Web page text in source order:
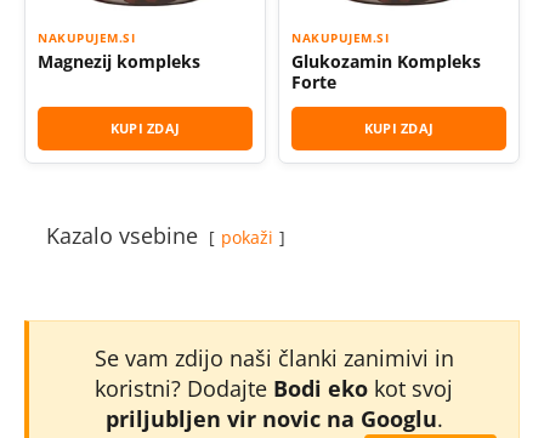
NAKUPUJEM.SI
Magnezij kompleks
KUPI ZDAJ
NAKUPUJEM.SI
Glukozamin Kompleks
Forte
KUPI ZDAJ
Kazalo vsebine pokaži
Se vam zdijo naši članki zanimivi in
koristni? Dodajte Bodi eko kot svoj
priljubljen vir novic na Googlu.